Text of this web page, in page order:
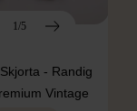
1/5
- Randig
Vintage